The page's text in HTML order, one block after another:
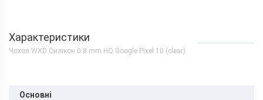
Характеристики
Чохол WXD Силікон 0.8 mm HQ Google Pixel 10 (clear)
Основні